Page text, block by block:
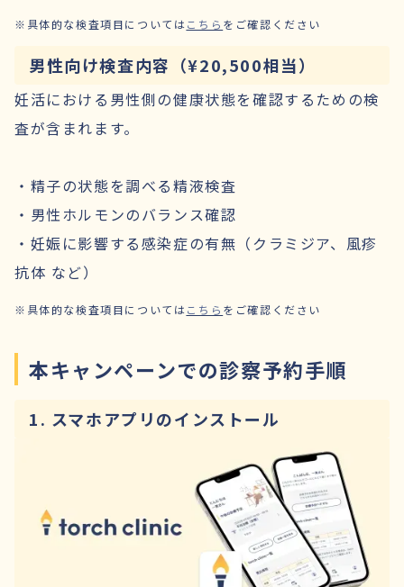
※具体的な検査項目についてはこちら をご確認ください
男性向け検査内容（¥20,500相当）
妊活における男性側の健康状態を確認するための検
査が含まれます。
・精子の状態を調べる精液検査
・男性ホルモンのバランス確認
・妊娠に影響する感染症の有無（クラミジア、風疹
抗体 など）
※具体的な検査項目についてはこちら をご確認ください
本キャンペーンでの診察予約手順
1. スマホアプリのインストール